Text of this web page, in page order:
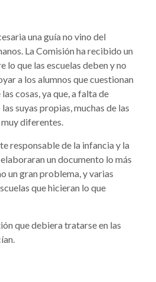
una guía no vino del
La Comisión ha recibido un
que las escuelas deben y no
a los alumnos que cuestionan
cosas, ya que, a falta de
suyas propias, muchas de las
diferentes.
responsable de la infancia y la
un documento lo más
un gran problema, y varias
que hicieran lo que
que debiera tratarse en las